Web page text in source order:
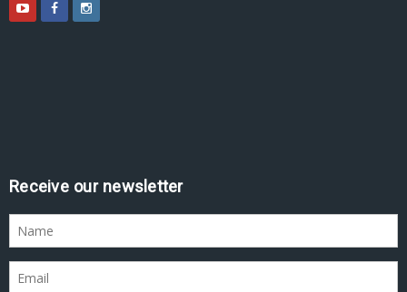
Receive our newsletter